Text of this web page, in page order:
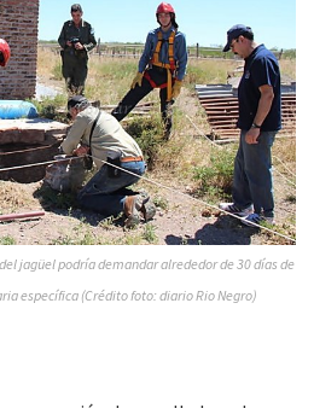
jagüel podría demandar alrededor de 30 días de
específica (Crédito foto: diario Rio Negro)